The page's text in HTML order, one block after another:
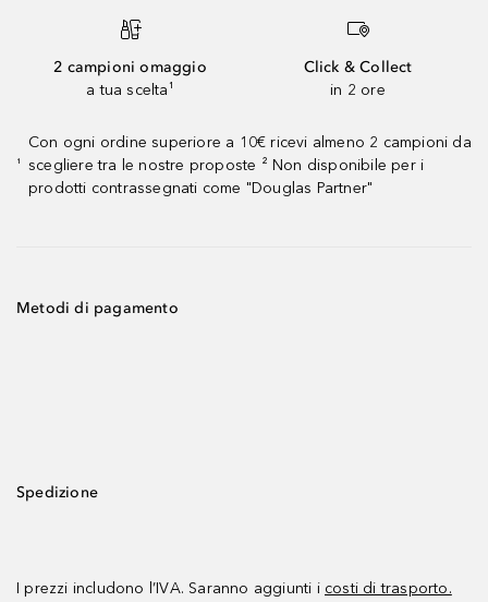
2 campioni omaggio
a tua scelta¹
Click & Collect
in 2 ore
¹
Con ogni ordine superiore a 10€ ricevi almeno 2 campioni da
scegliere tra le nostre proposte ² Non disponibile per i
prodotti contrassegnati come "Douglas Partner"
Metodi di pagamento
Spedizione
I prezzi includono l’IVA. Saranno aggiunti i costi di trasporto.